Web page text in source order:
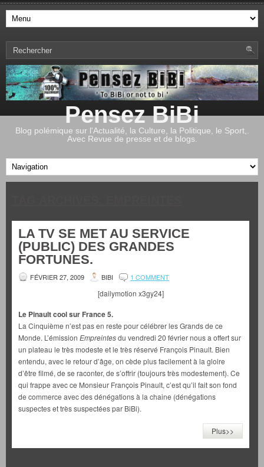
Pensez BiBi
Blog polémique sur l'Actualité, la Culture, la Politique, le Sport,.
Avec Revue de presse et de blogs.
LA TV SE MET AU SERVICE
(PUBLIC) DES GRANDES
FORTUNES.
FÉVRIER 27, 2009 BIBI 1 COMMENT
[dailymotion x3gy24]
Le Pinault cool sur France 5.
La Cinquième n’est pas en reste pour célébrer les Grands de ce
Monde. L’émission Empreintesdu vendredi 20 février nous a offert sur
un plateau le très modeste et le très réservé François Pinault. Bien
entendu, avec le retour d’âge, on cède plus facilement à la gloire
d’être filmé, de se raconter, de s’offrir (toujours très modestement). Ce
qui frappe avec ce Monsieur François Pinault, c’est qu’il fait son fond
de commerce avec des dénégations à la chaine (dénégations
suspectes et très suspectées par BiBi).
Plus>>